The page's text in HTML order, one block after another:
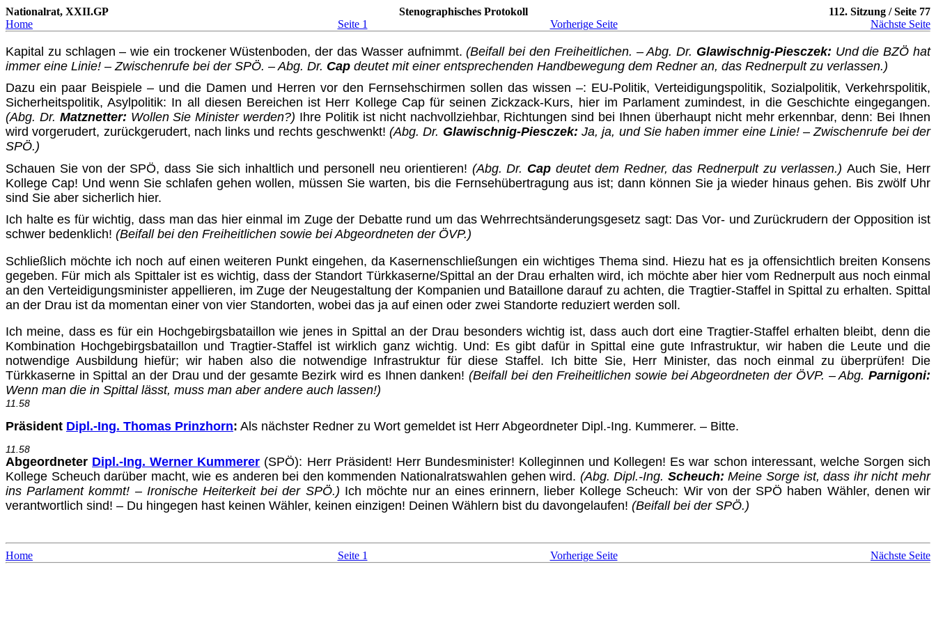
Nationalrat, XXII.GP Stenographisches Protokoll
112. Sitzung / Seite 77
Home
Seite 1 Vorherige Seite Nächste Seite
Kapital zu schlagen – wie ein trockener Wüstenboden, der das Wasser aufnimmt.(Beifall bei den Freiheitlichen. – Abg. Dr. Glawischnig-Piesczek: Und die BZÖ hat
immer eine Linie! – Zwischenrufe bei der SPÖ. – Abg. Dr. Cap deutet mit einer ent­sprechenden Handbewegung dem Redner an, das Rednerpult zu verlassen.)
Dazu ein paar Beispiele – und die Damen und Herren vor den Fernsehschirmen sollen das wissen –: EU-Politik, Verteidigungspolitik, Sozialpolitik, Verkehrspolitik,
Sicher­heits­­politik, Asylpolitik: In all diesen Bereichen ist Herr Kollege Cap für seinen Zickzack-Kurs, hier im Parlament zumindest, in die Geschichte eingegangen.
(Abg. Dr. Matznetter: Wollen Sie Minister werden?) Ihre Politik ist nicht nachvollziehbar, Richtungen sind bei Ihnen überhaupt nicht mehr erkennbar, denn: Bei Ihnen
wird vorgerudert, zurückgerudert, nach links und rechts geschwenkt!(Abg. Dr. Gla­wisch­nig-Piesczek:Ja, ja, und Sie haben immer eine Linie! – Zwischenrufe bei der
SPÖ.)
Schauen Sie von der SPÖ, dass Sie sich inhaltlich und personell neu orientieren! (Abg. Dr. Cap deutet dem Redner, das Rednerpult zu verlassen.) Auch Sie, Herr
Kollege Cap! Und wenn Sie schlafen gehen wollen, müssen Sie warten, bis die Fernseh­übertragung aus ist; dann können Sie ja wieder hinaus gehen. Bis zwölf Uhr
sind Sie aber sicherlich hier.
Ich halte es für wichtig, dass man das hier einmal im Zuge der Debatte rund um das Wehrrechtsänderungsgesetz sagt: Das Vor- und Zurückrudern der Opposition ist
schwer bedenklich! (Beifall bei den Freiheitlichen sowie bei Abgeordneten der ÖVP.)
Schließlich möchte ich noch auf einen weiteren Punkt eingehen, da Kasernen­schließungen ein wichtiges Thema sind. Hiezu hat es ja offensichtlich breiten Konsens
gegeben. Für mich als Spittaler ist es wichtig, dass der Standort Türkkaserne/Spittal an der Drau erhalten wird, ich möchte aber hier vom Rednerpult aus noch einmal
an den Verteidigungsminister appellieren, im Zuge der Neugestaltung der Kompanien und Bataillone darauf zu achten, die Tragtier-Staffel in Spittal zu erhalten. Spittal
an der Drau ist da momentan einer von vier Standorten, wobei das ja auf einen oder zwei Standorte reduziert werden soll.
Ich meine, dass es für ein Hochgebirgsbataillon wie jenes in Spittal an der Drau beson­ders wichtig ist, dass auch dort eine Tragtier-Staffel erhalten bleibt, denn die
Kom­bination Hochgebirgsbataillon und Tragtier-Staffel ist wirklich ganz wichtig. Und: Es gibt dafür in Spittal eine gute Infrastruktur, wir haben die Leute und die
notwendige Aus­bildung hiefür; wir haben also die notwendige Infrastruktur für diese Staffel. Ich bitte Sie, Herr Minister, das noch einmal zu überprüfen! Die
Türkkaserne in Spittal an der Drau und der gesamte Bezirk wird es Ihnen danken!(Beifall bei den Freiheitlichen sowie bei Abgeordneten der ÖVP. – Abg.Parnigoni:
Wenn man die in Spittal lässt, muss man aber andere auch lassen!)
11.58
Präsident Dipl.-Ing. Thomas Prinzhorn: Als nächster Redner zu Wort gemeldet ist Herr Abgeordneter Dipl.-Ing. Kummerer. – Bitte.
11.58
Abgeordneter Dipl.-Ing. Werner Kummerer (SPÖ): Herr Präsident! Herr Bundes­minister! Kolleginnen und Kollegen! Es war schon interessant, welche Sorgen sich
Kollege Scheuch darüber macht, wie es anderen bei den kommenden Nationalrats­wahlen gehen wird. (Abg. Dipl.-Ing. Scheuch:Meine Sorge ist, dass ihr nicht mehr
ins Parlament kommt! – Ironische Heiterkeit bei der SPÖ.) Ich möchte nur an eines erinnern, lieber Kollege Scheuch: Wir von der SPÖ haben Wähler, denen wir
verant­wortlich sind! – Du hingegen hast keinen Wähler, keinen einzigen! Deinen Wählern bist du davongelaufen! (Beifall bei der SPÖ.)
Home Seite 1 Vorherige Seite Nächste Seite